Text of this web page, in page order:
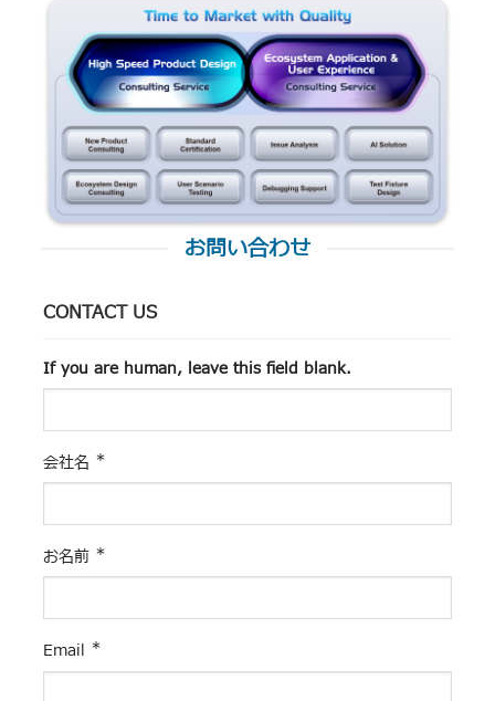
お問い合わせ
CONTACT US
If you are human, leave this field blank.
会社名 *
お名前 *
Email *